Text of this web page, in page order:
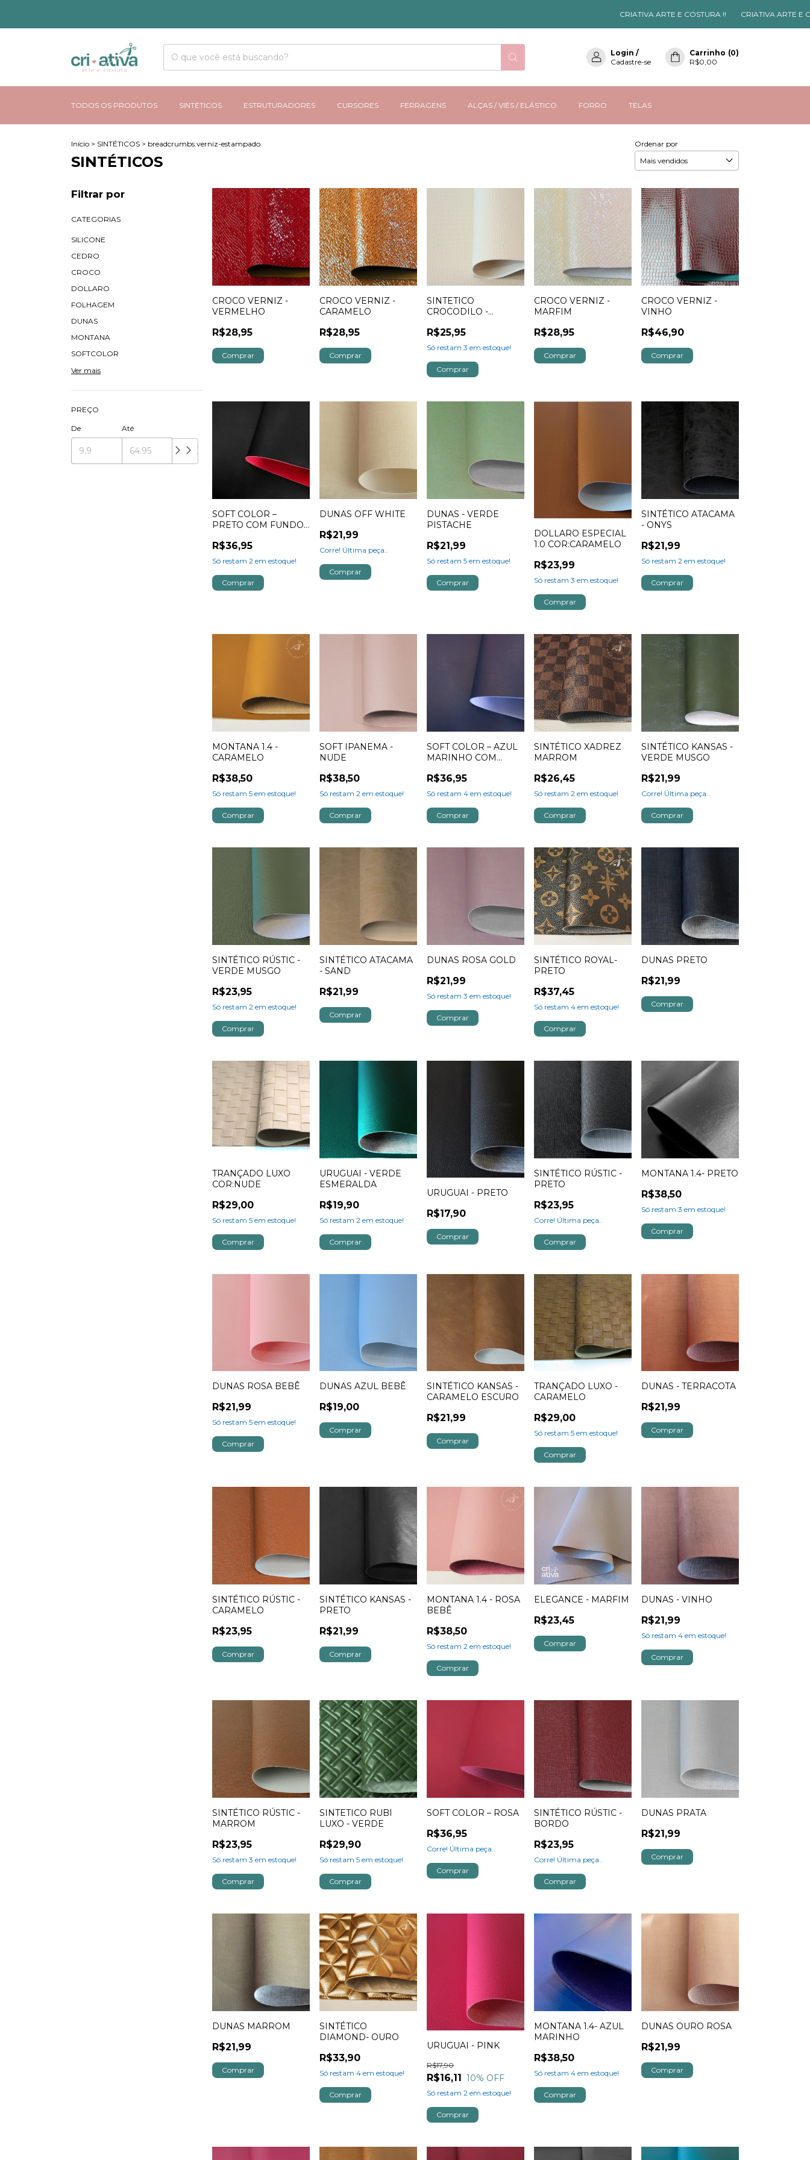
CRIATIVA ARTE E COSTURA !! CRIATIVA ARTE E COSTURA !!
Login /
Cadastre-se
Carrinho (0)
R$0,00
TODOS OS PRODUTOS SINTÉTICOS ESTRUTURADORES CURSORES FERRAGENS ALÇAS / VIÉS / ELÁSTICO FORRO TELAS
Início > SINTÉTICOS > breadcrumbs.verniz-estampado
SINTÉTICOS
Ordenar por
Filtrar por
CATEGORIAS
SILICONE
CEDRO
CROCO
DOLLARO
FOLHAGEM
DUNAS
MONTANA
SOFTCOLOR
Ver mais
PREÇO
De Até
CROCO VERNIZ -
VERMELHO
R$28,95
CROCO VERNIZ -
CARAMELO
R$28,95
SINTETICO
CROCODILO -
R$25,95
Só restam3 em estoque!
CROCO VERNIZ -
MARFIM
R$28,95
CROCO VERNIZ -
VINHO
R$46,90
SOFT COLOR –
PRETO COM FUNDO
R$36,95
Só restam2 em estoque!
DUNAS OFF WHITE
R$21,99
Corre! Última peça..
DUNAS - VERDE
PISTACHE
R$21,99
Só restam5 em estoque!
DOLLARO ESPECIAL
1.0 COR:CARAMELO
R$23,99
Só restam3 em estoque!
SINTÉTICO ATACAMA
- ONYS
R$21,99
Só restam2 em estoque!
MONTANA 1.4 -
CARAMELO
R$38,50
Só restam5 em estoque!
SOFT IPANEMA -
NUDE
R$38,50
Só restam2 em estoque!
SOFT COLOR – AZUL
MARINHO COM
R$36,95
Só restam4 em estoque!
SINTÉTICO XADREZ
MARROM
R$26,45
Só restam2 em estoque!
SINTÉTICO KANSAS -
VERDE MUSGO
R$21,99
Corre! Última peça..
SINTÉTICO RÚSTIC -
VERDE MUSGO
R$23,95
Só restam2 em estoque!
SINTÉTICO ATACAMA
- SAND
R$21,99
DUNAS ROSA GOLD
R$21,99
Só restam3 em estoque!
SINTÉTICO ROYAL-
PRETO
R$37,45
Só restam4 em estoque!
DUNAS PRETO
R$21,99
TRANÇADO LUXO
COR:NUDE
R$29,00
Só restam5 em estoque!
URUGUAI - VERDE
ESMERALDA
R$19,90
Só restam2 em estoque!
URUGUAI - PRETO
R$17,90
SINTÉTICO RÚSTIC -
PRETO
R$23,95
Corre! Última peça..
MONTANA 1.4- PRETO
R$38,50
Só restam3 em estoque!
DUNAS ROSA BEBÊ
R$21,99
Só restam5 em estoque!
DUNAS AZUL BEBÊ
R$19,00
SINTÉTICO KANSAS -
CARAMELO ESCURO
R$21,99
TRANÇADO LUXO -
CARAMELO
R$29,00
Só restam5 em estoque!
DUNAS - TERRACOTA
R$21,99
SINTÉTICO RÚSTIC -
CARAMELO
R$23,95
SINTÉTICO KANSAS -
PRETO
R$21,99
MONTANA 1.4 - ROSA
BEBÊ
R$38,50
Só restam2 em estoque!
ELEGANCE - MARFIM
R$23,45
DUNAS - VINHO
R$21,99
Só restam4 em estoque!
SINTÉTICO RÚSTIC -
MARROM
R$23,95
Só restam3 em estoque!
SINTETICO RUBI
LUXO - VERDE
R$29,90
Só restam5 em estoque!
SOFT COLOR – ROSA
R$36,95
Corre! Última peça..
SINTÉTICO RÚSTIC -
BORDO
R$23,95
Corre! Última peça..
DUNAS PRATA
R$21,99
DUNAS MARROM
R$21,99
SINTÉTICO
DIAMOND- OURO
R$33,90
Só restam4 em estoque!
URUGUAI - PINK
R$16,11
R$17,90
10% OFF
Só restam2 em estoque!
MONTANA 1.4- AZUL
MARINHO
R$38,50
Só restam4 em estoque!
DUNAS OURO ROSA
R$21,99